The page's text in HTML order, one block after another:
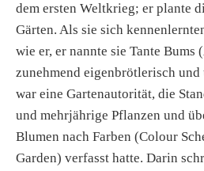
dem ersten Weltkrieg; er plante
Gärten. Als sie sich
wie er, er nannte sie Tante Bums
zunehmend eigenbrötlerisch
war eine Gartenautorität, die
und mehrjährige Pflanzen und
Blumen nach Farben (Colour
Garden) verfasst hatte. Darin